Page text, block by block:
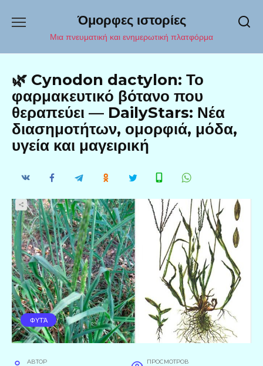
содержанию
Όμορφες ιστορίες
Μια πνευματική και ενημερωτική πλατφόρμα
🌿 Cynodon dactylon: Το
φαρμακευτικό βότανο που
θεραπεύει — DailyStars: Νέα
διασημοτήτων, ομορφιά, μόδα,
υγεία και μαγειρική
ΦΥΤΆ
АВТОР ПРОСМОТРОВ